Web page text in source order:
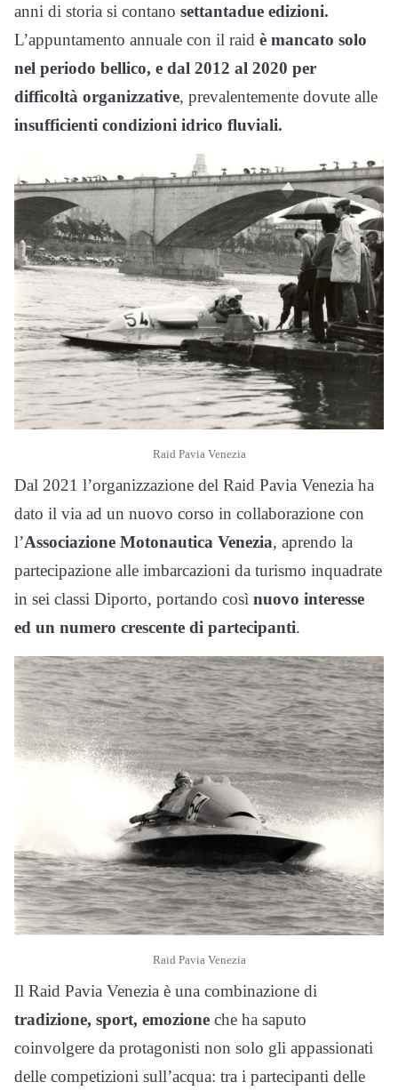
anni di storia si contano settantadue edizioni.
L’appuntamento annuale con il raid è mancato solo
nel periodo bellico, e dal 2012 al 2020 per
difficoltà organizzative, prevalentemente dovute alle
insufficienti condizioni idrico fluviali.
Raid Pavia Venezia
Dal 2021 l’organizzazione del Raid Pavia Venezia ha
dato il via ad un nuovo corso in collaborazione con
l’Associazione Motonautica Venezia, aprendo la
partecipazione alle imbarcazioni da turismo inquadrate
in sei classi Diporto, portando così nuovo interesse
ed un numero crescente di partecipanti.
Raid Pavia Venezia
Il Raid Pavia Venezia è una combinazione di
tradizione, sport, emozione che ha saputo
coinvolgere da protagonisti non solo gli appassionati
delle competizioni sull’acqua: tra i partecipanti delle